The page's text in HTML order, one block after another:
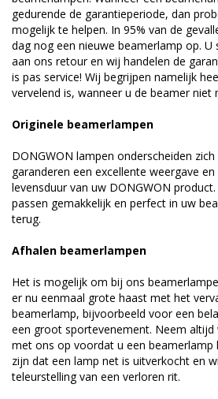
gedurende de garantieperiode, dan
mogelijk te helpen. In 95% van de
dag nog een nieuwe beamerlamp op.
aan ons retour en wij handelen de
is pas service! Wij begrijpen namelijk
vervelend is, wanneer u de beamer niet
Originele beamerlampen
DONGWON lampen onderscheiden
garanderen een excellente weergave
levensduur van uw DONGWON
passen gemakkelijk en perfect in uw
terug.
Afhalen beamerlampen
Het is mogelijk om bij ons
er nu eenmaal grote haast met het
beamerlamp, bijvoorbeeld voor een
een groot sportevenement. Neem
met ons op voordat u een beamerlamp
zijn dat een lamp net is uitverkocht en
teleurstelling van een verloren rit.